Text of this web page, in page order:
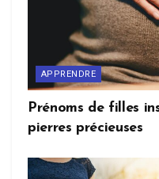
APPRENDRE
Prénoms de filles
pierres précieuses